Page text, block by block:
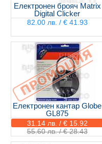
Електронен брояч Matrix
Digital Clicker
82.00 лв. / € 41.93
Електронен кантар Globe
GL875
31.14 лв. / € 15.92
55.60 лв. / € 28.43